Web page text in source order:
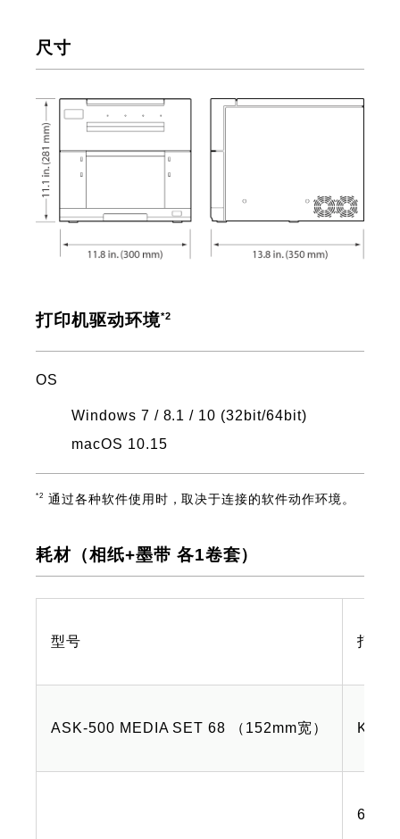
尺寸
打印机驱动环境*2
OS
Windows 7 / 8.1 / 10 (32bit/64bit)
macOS 10.15
*2 通过各种软件使用时，取决于连接的软件动作环境。
耗材（相纸+墨带 各1卷套）
型号 打印
ASK-500 MEDIA SET 68 （152mm宽） KG尺
6x8